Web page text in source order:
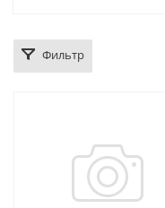
Фильтр